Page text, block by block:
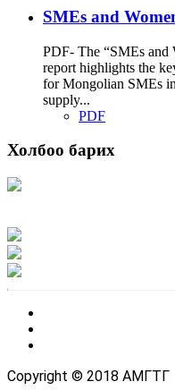
SMEs and
PDF- The “SMEs
report highlights the
for Mongolian SMEs
supply...
PDF
Холбоо барих
Copyright © 2018 АМГТГ